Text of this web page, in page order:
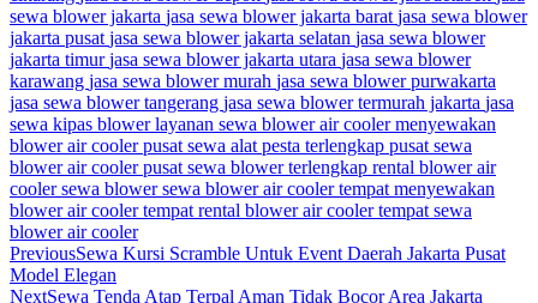
sewa blower jakarta jasa sewa blower jakarta barat jasa sewa blower
jakarta pusat jasa sewa blower jakarta selatan jasa sewa blower
jakarta timurjasa sewa blower jakarta utara jasa sewa blower
karawang jasa sewa blower murah jasa sewa blower purwakarta
jasa sewa blower tangerang jasa sewa blower termurah jakarta jasa
sewa kipas blowerlayanan sewa blower air coolermenyewakan
blower air coolerpusat sewa alat pesta terlengkap pusat sewa
blower air coolerpusat sewa blower terlengkap rental blower air
coolersewa blowersewa blower air coolertempat menyewakan
blower air coolertempat rental blower air coolertempat sewa
blower air cooler
PreviousSewa Kursi Scramble Untuk Event Daerah Jakarta Pusat
Model Elegan
NextSewa Tenda Atap Terpal Aman Tidak Bocor Area Jakarta